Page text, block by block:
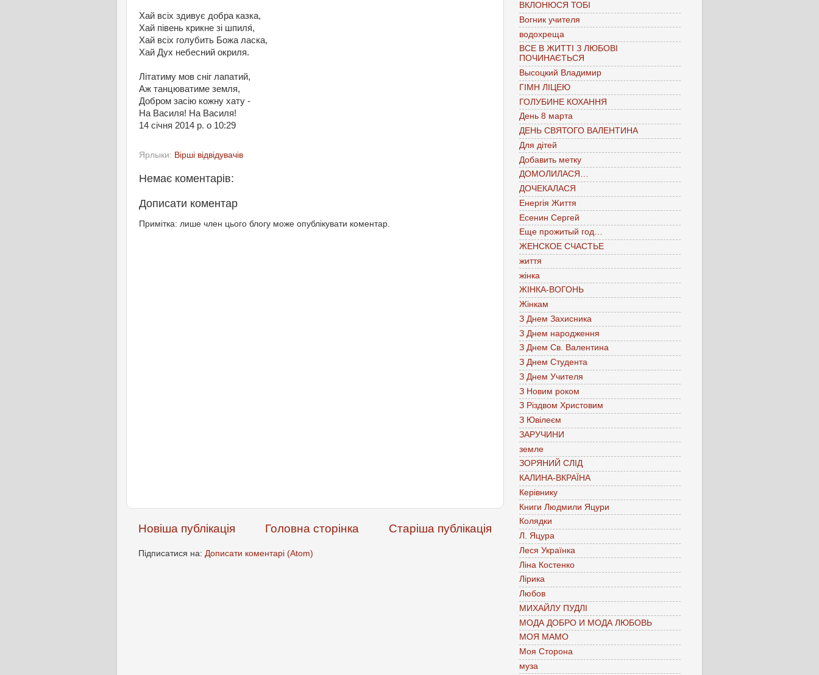
Хай всіх здивує добра казка,
Хай півень крикне зі шпиля́,
Хай всіх голубить Божа ласка,
Хай Дух небесний окриля.
Літатиму мов сніг лапатий,
Аж танцюватиме земля,
Добром засію кожну хату -
На Василя! На Василя!
14 січня 2014 р. о 10:29
Ярлыки: Вірші відвідувачів
Немає коментарів:
Дописати коментар
Примітка: лише член цього блогу може опублікувати коментар.
Новіша публікація Старіша публікація
Головна сторінка
Підписатися на: Дописати коментарі (Atom)
ВКЛОНЮСЯ ТОБІ
Вогник учителя
водохреща
ВСЕ В ЖИТТІ З ЛЮБОВІ
ПОЧИНАЄТЬСЯ
Высоцкий Владимир
ГІМН ЛІЦЕЮ
ГОЛУБИНЕ КОХАННЯ
День 8 марта
ДЕНЬ СВЯТОГО ВАЛЕНТИНА
Для дітей
Добавить метку
ДОМОЛИЛАСЯ…
ДОЧЕКАЛАСЯ
Енергія Життя
Есенин Сергей
Еще прожитый год…
ЖЕНСКОЕ СЧАСТЬЕ
життя
жінка
ЖІНКА-ВОГОНЬ
Жінкам
З Днем Захисника
З Днем народження
З Днем Св. Валентина
З Днем Студента
З Днем Учителя
З Новим роком
З Різдвом Христовим
З Ювілеєм
ЗАРУЧИНИ
земле
ЗОРЯНИЙ СЛІД
КАЛИНА-ВКРАЇНА
Керівнику
Книги Людмили Яцури
Колядки
Л. Яцура
Леся Українка
Ліна Костенко
Лірика
Любов
МИХАЙЛУ ПУДЛІ
МОДА ДОБРО И МОДА ЛЮБОВЬ
МОЯ МАМО
Моя Сторона
муза